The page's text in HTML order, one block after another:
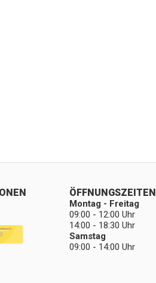
ÖFFNUNGSZEITEN
Montag - Freitag
09:00 - 12:00 Uhr
14:00 - 18:30 Uhr
Samstag
09:00 - 14:00 Uhr